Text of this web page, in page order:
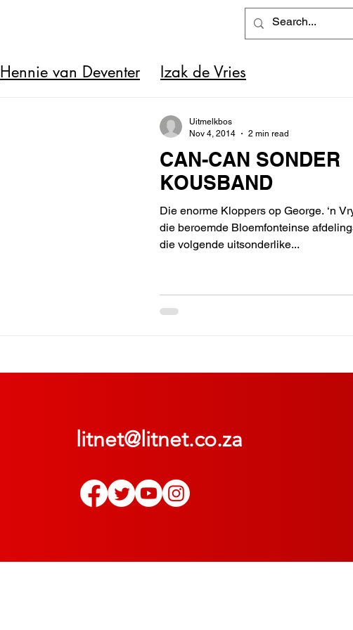
Hennie van Deventer Izak de Vries
CAN-CAN SONDER
KOUSBAND
Die enorme Kloppers op George. ‘n
die beroemde Bloemfonteinse
die volgende uitsonderlike...
Uitmelkbos
Nov 4, 2014
2 min read
litnet@litnet.co.za